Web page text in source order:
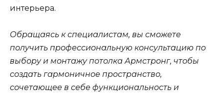
интерьера.
Обращаясь к специалистам, вы сможете
получить профессиональную консультацию по
выбору и монтажу потолка Армстронг, чтобы
создать гармоничное пространство,
сочетающее в себе функциональность и